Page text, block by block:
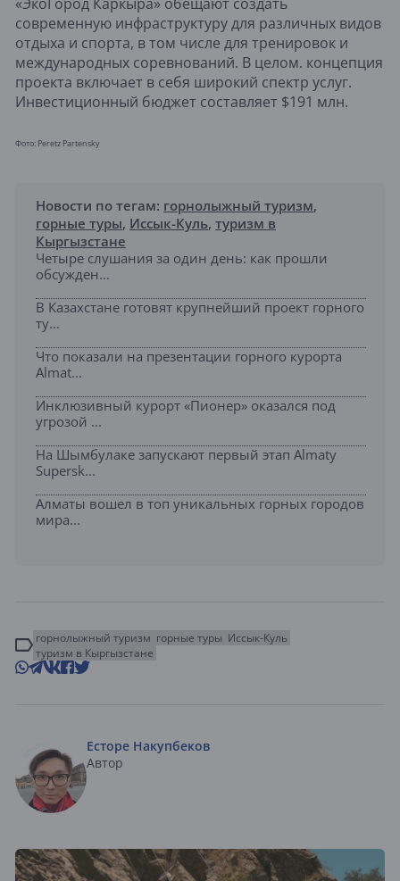
современную инфраструктуру для различных видов
отдыха и спорта, в том числе для тренировок и
международных соревнований. В целом. концепция
проекта включает в себя широкий спектр услуг.
Инвестиционный бюджет составляет $191 млн.
Фото: ​Peretz Partensky
Новости по тегам: горнолыжный туризм,
горные туры, Иссык-Куль, туризм в
Кыргызстане
Четыре слушания за один день: как прошли
обсужден...
В Казахстане готовят крупнейший проект горного
ту...
Что показали на презентации горного курорта
Almat...
Инклюзивный курорт «Пионер» оказался под
угрозой ...
На Шымбулаке запускают первый этап Almaty
Supersk...
Алматы вошел в топ уникальных горных городов
мира...
горнолыжный туризм горные туры Иссык-Куль
туризм в Кыргызстане
Есторе Накупбеков
Автор